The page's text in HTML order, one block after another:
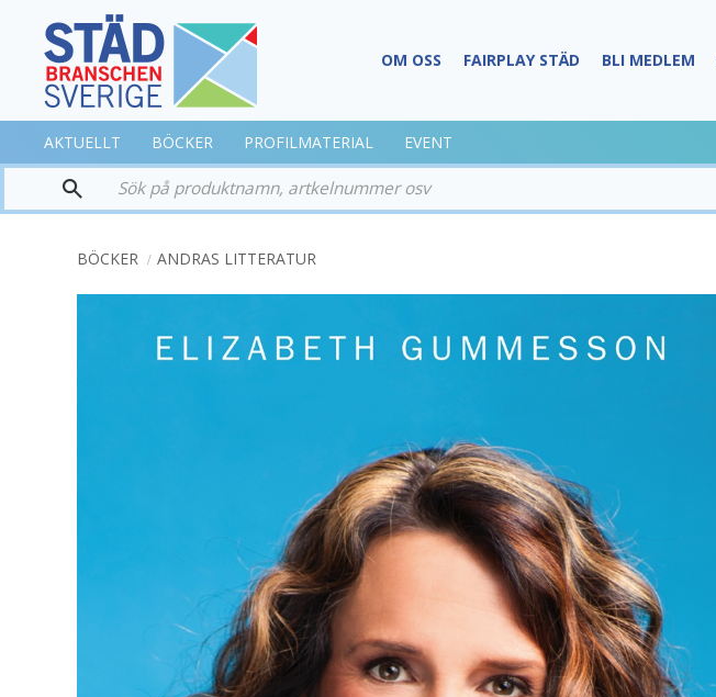
OM OSS FAIRPLAY STÄD BLI MEDLEM
AKTUELLT BÖCKER PROFILMATERIAL EVENT
BÖCKER ANDRAS LITTERATUR